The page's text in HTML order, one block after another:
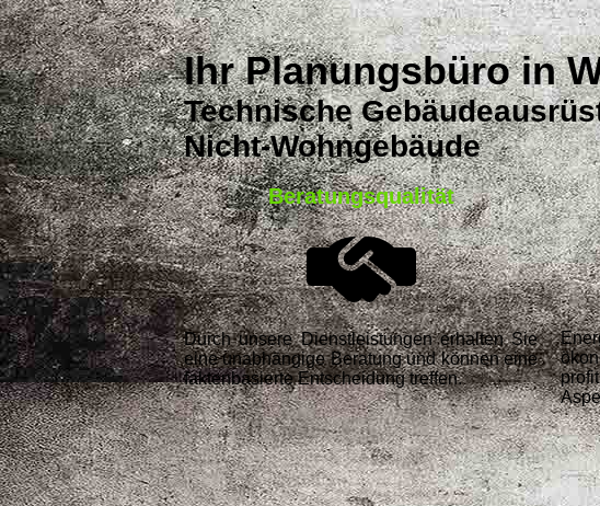
Ihr Planungsbüro in
Technische
Nicht-Wohngebäude
Beratungsqualität
Durch unsere Dienstleistungen erhalten Sie
eine unabhängige Beratung und können eine
faktenbasierte Entscheidung treffen.